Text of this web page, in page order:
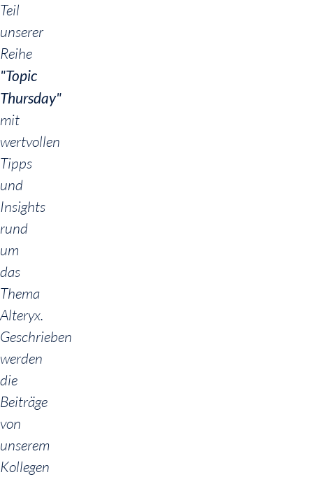
Teil
unserer
Reihe
"Topic
Thursday"
mit
wertvollen
Tipps
und
Insights
rund
um
das
Thema
Alteryx.
Geschrieben
werden
die
Beiträge
von
unserem
Kollegen